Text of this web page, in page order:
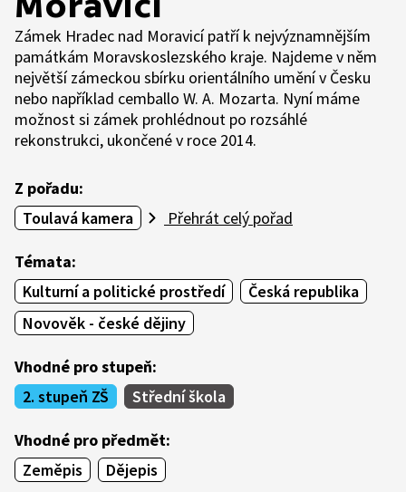
Zámek Hradec nad Moravicí patří k nejvýznamnějším
památkám Moravskoslezského kraje. Najdeme v něm
největší zámeckou sbírku orientálního umění v Česku
nebo například cemballo W. A. Mozarta. Nyní máme
možnost si zámek prohlédnout po rozsáhlé
rekonstrukci, ukončené v roce 2014.
Z pořadu:
Toulavá kamera
Přehrát celý pořad
Témata:
Kulturní a politické prostředí
Česká republika
Novověk - české dějiny
Vhodné pro stupeň:
2. stupeň ZŠ
Střední škola
Vhodné pro předmět:
Zeměpis
Dějepis